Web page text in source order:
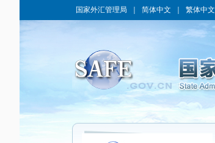
国家外汇管理局 简体中文 繁体中文